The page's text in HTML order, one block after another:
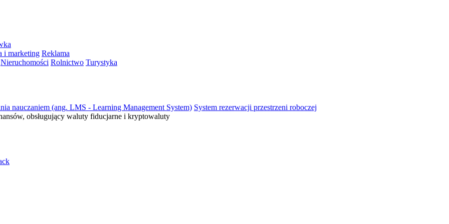
i marketing Reklama
Nieruchomości Rolnictwo Turystyka
nauczaniem (ang. LMS - Learning Management System) System rezerwacji przestrzeni roboczej
obsługujący waluty fiducjarne i kryptowaluty